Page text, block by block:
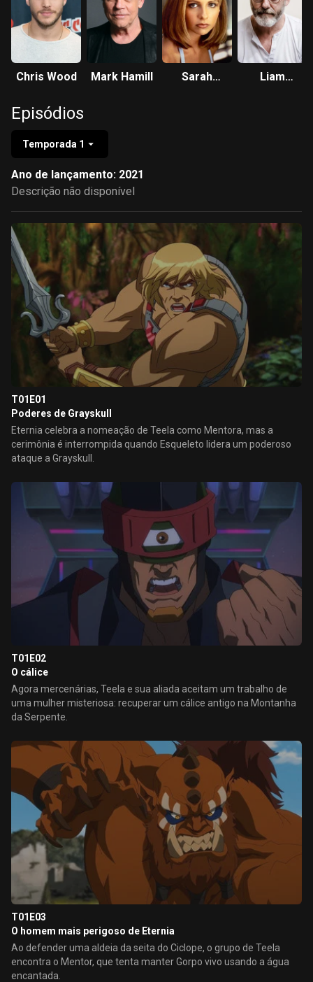
Chris Wood Mark Hamill
Sarah
Liam
Episódios
Temporada 1
Ano de lançamento: 2021
Descrição não disponível
T01E01
Poderes de Grayskull
Eternia celebra a nomeação de Teela como Mentora, mas a
cerimônia é interrompida quando Esqueleto lidera um poderoso
ataque a Grayskull.
T01E02
O cálice
Agora mercenárias, Teela e sua aliada aceitam um trabalho de
uma mulher misteriosa: recuperar um cálice antigo na Montanha
da Serpente.
T01E03
O homem mais perigoso de Eternia
Ao defender uma aldeia da seita do Ciclope, o grupo de Teela
encontra o Mentor, que tenta manter Gorpo vivo usando a água
encantada.